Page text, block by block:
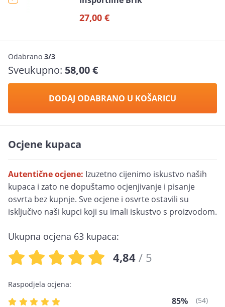
27,00 €
Odabrano 3/3
Sveukupno: 58,00 €
DODAJ ODABRANO U KOŠARICU
Ocjene kupaca
Autentične ocjene: Izuzetno cijenimo iskustvo naših
kupaca i zato ne dopuštamo ocjenjivanje i pisanje
osvrta bez kupnje. Sve ocjene i osvrte ostavili su
isključivo naši kupci koji su imali iskustvo s proizvodom.
Ukupna ocjena 63 kupaca:
4,84 / 5
Raspodjela ocjena:
85% (54)